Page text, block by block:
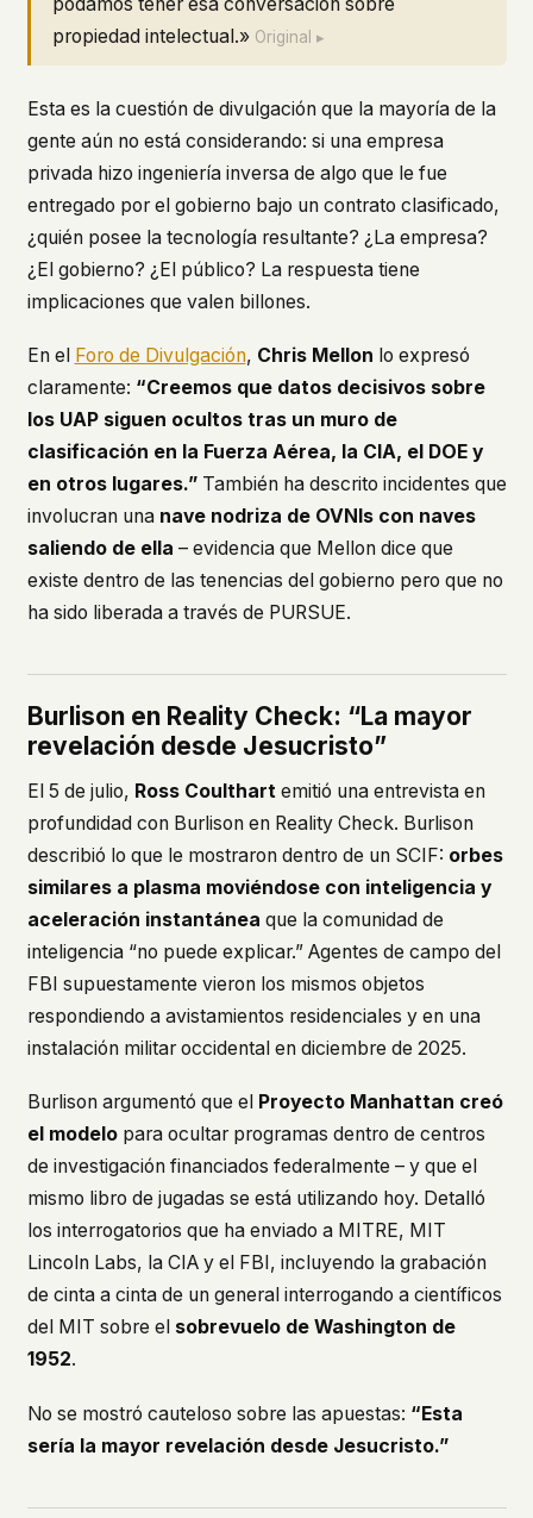
propiedad intelectual.» Original ▸
Esta es la cuestión de divulgación que la mayoría de la
gente aún no está considerando: si una empresa
privada hizo ingeniería inversa de algo que le fue
entregado por el gobierno bajo un contrato clasificado,
¿quién posee la tecnología resultante? ¿La empresa?
¿El gobierno? ¿El público? La respuesta tiene
implicaciones que valen billones.
En el Foro de Divulgación, Chris Mellon lo expresó
claramente: “Creemos que datos decisivos sobre
los UAP siguen ocultos tras un muro de
clasificación en la Fuerza Aérea, la CIA, el DOE y
en otros lugares.”También ha descrito incidentes que
involucran una nave nodriza de OVNIs con naves
saliendo de ella – evidencia que Mellon dice que
existe dentro de las tenencias del gobierno pero que no
ha sido liberada a través de PURSUE.
Burlison en Reality Check: “La mayor
revelación desde Jesucristo”
El 5 de julio, Ross Coulthart emitió una entrevista en
profundidad con Burlison en Reality Check. Burlison
describió lo que le mostraron dentro de un SCIF: orbes
similares a plasma moviéndose con inteligencia y
aceleración instantánea que la comunidad de
inteligencia “no puede explicar.” Agentes de campo del
FBI supuestamente vieron los mismos objetos
respondiendo a avistamientos residenciales y en una
instalación militar occidental en diciembre de 2025.
Burlison argumentó que el
Proyecto Manhattan creó
el modelopara ocultar programas dentro de centros
de investigación financiados federalmente – y que el
mismo libro de jugadas se está utilizando hoy. Detalló
los interrogatorios que ha enviado a MITRE, MIT
Lincoln Labs, la CIA y el FBI, incluyendo la grabación
de cinta a cinta de un general interrogando a científicos
del MIT sobre el sobrevuelo de Washington de
1952.
No se mostró cauteloso sobre las apuestas: “Esta
sería la mayor revelación desde Jesucristo.”